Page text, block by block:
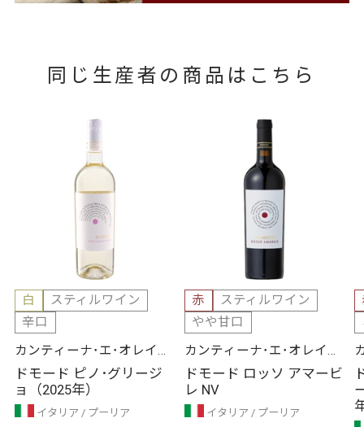
同じ生産者の商品はこちら
白
スティルワイン
辛口
カンティーナ･エ･オレイフ
ィーチョ･ソシアーレ
ドモード ピノ･グリージ
ョ（2025年）
イタリア プーリア
赤
スティルワイン
やや甘口
カンティーナ･エ･オレイフ
ィーチョ･ソシアーレ
ドモード ロッソ アマービ
レ NV
イタリア プーリア